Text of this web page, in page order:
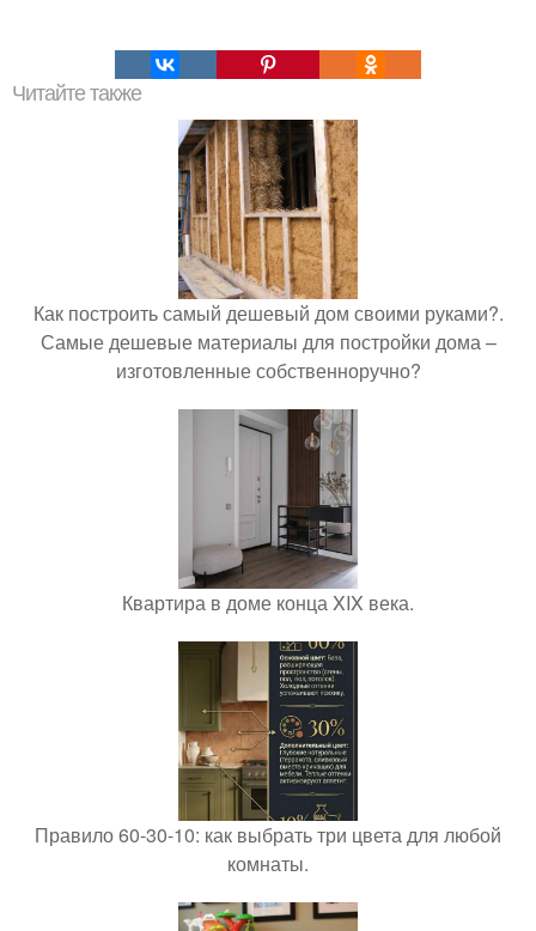
Читайте также
Как построить самый дешевый дом своими руками?.
Самые дешевые материалы для постройки дома –
изготовленные собственноручно?
Квартира в доме конца XIX века.
Правило 60-30-10: как выбрать три цвета для любой
комнаты.